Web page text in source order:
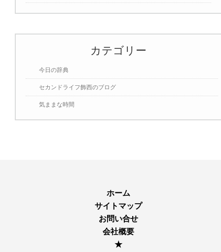
カテゴリー
今日の辞典
セカンドライフ飾西のブログ
気ままな時間
ホーム
サイトマップ
お問い合せ
会社概要
★